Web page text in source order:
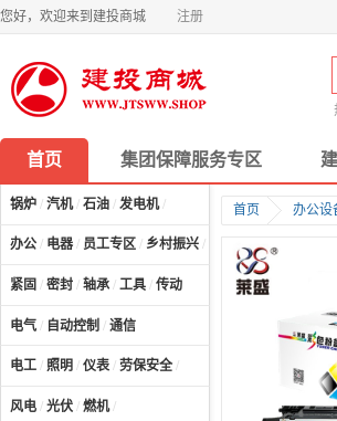
您好，欢迎来到建投商城 注册
首页 集团保障服务专区
锅炉 / 汽机/ 石油 / 发电机/
办公 / 电器 / 员工专区 / 乡村振兴 / 计算机及配件
紧固 / 密封 / 轴承 / 工具 / 传动
电气 / 自动控制 / 通信
电工 / 照明 / 仪表 / 劳保安全 /
风电 / 光伏 / 燃机/
首页 办公设